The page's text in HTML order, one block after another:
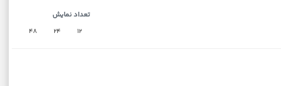
تعداد نمایش
12
24
48